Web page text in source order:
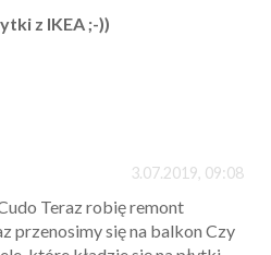
z IKEA ;-))
3.07.2019, 09:08
Teraz robię remont
przenosimy się na balkon Czy